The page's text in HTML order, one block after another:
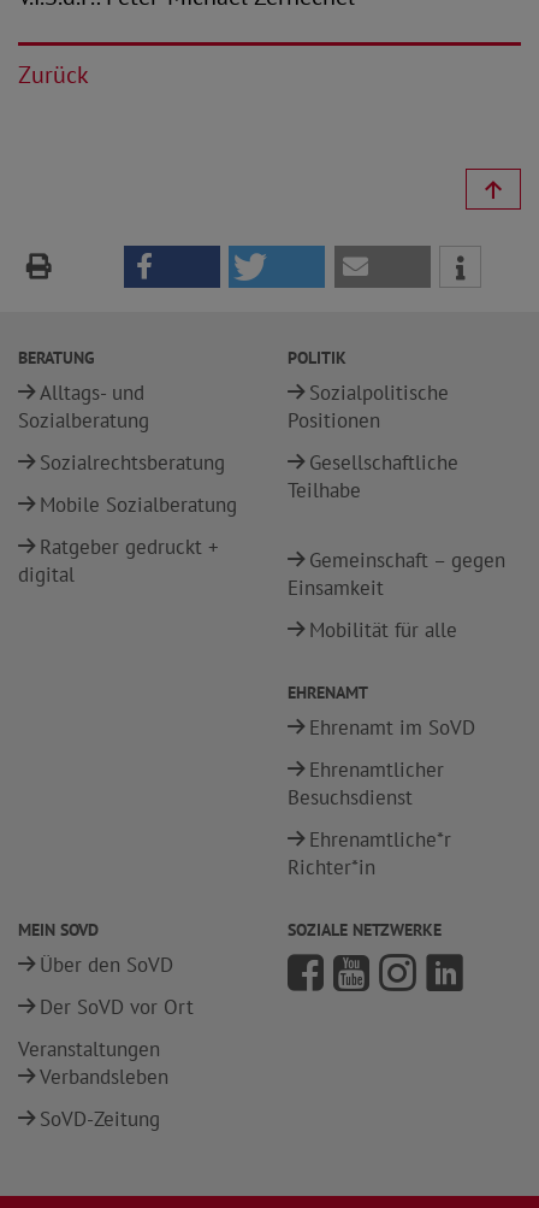
Zurück
BERATUNG
Alltags- und
Sozialberatung
Sozialrechtsberatung
Mobile Sozialberatung
Ratgeber gedruckt +
digital
POLITIK
Sozialpolitische
Positionen
Gesellschaftliche
Teilhabe
Gemeinschaft – gegen
Einsamkeit
Mobilität für alle
EHRENAMT
Ehrenamt im SoVD
Ehrenamtlicher
Besuchsdienst
Ehrenamtliche*r
Richter*in
MEIN SOVD
Über den SoVD
Der SoVD vor Ort
Veranstaltungen
Verbandsleben
SoVD-Zeitung
SOZIALE NETZWERKE